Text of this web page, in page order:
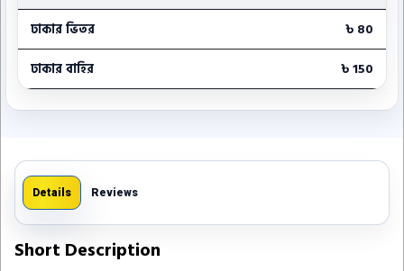
ঢাকার ভিতর
৳ 80
ঢাকার বাহির
৳ 150
Details Reviews
Short Description